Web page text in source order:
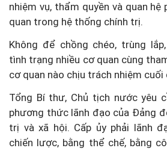
nhiệm vụ, thẩm quyền và quan
quan trong hệ thống chính trị.
Không để chồng chéo, trùng
tình trạng nhiều cơ quan cùng
cơ quan nào chịu trách nhiệm cuối
Tổng Bí thư, Chủ tịch nước yêu
phương thức lãnh đạo của Đảng
trị và xã hội. Cấp ủy phải lãnh
chiến lược, bằng thể chế, bằng